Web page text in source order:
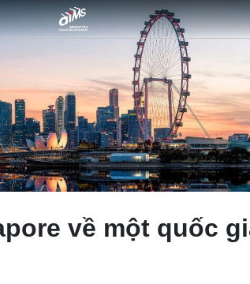
về một quốc